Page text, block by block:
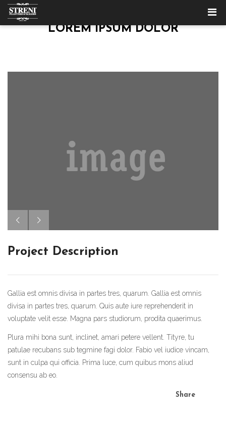
LOREM IPSUM DOLOR
Project Description
Gallia est omnis divisa in partes tres, quarum. Gallia est omnis
divisa in partes tres, quarum. Quis aute iure reprehenderit in
voluptate velit esse. Magna pars studiorum, prodita quaerimus.
Plura mihi bona sunt, inclinet, amari petere vellent. Tityre, tu
patulae recubans sub tegmine fagi dolor. Fabio vel iudice vincam,
sunt in culpa qui officia. Prima luce, cum quibus mons aliud
consensu ab eo.
Share